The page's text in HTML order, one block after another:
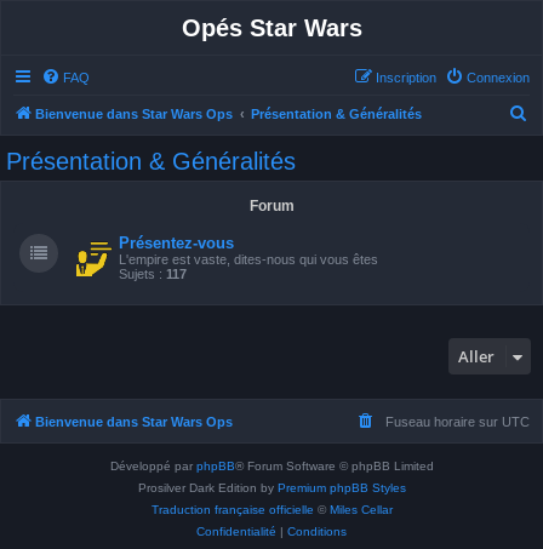
Opés Star Wars
FAQ Connexion
Inscription
Bienvenue dans Star Wars Ops Présentation & Généralités
r
Présentation & Généralités
Forum
Présentez-vous
L'empire est vaste, dites-nous qui vous êtes
Sujets : 117
Aller
Bienvenue dans Star Wars Ops Fuseau horaire sur UTC
Développé par phpBB® Forum Software © phpBB Limited
Prosilver Dark Edition by Premium phpBB Styles
Traduction française officielle © Miles Cellar
Confidentialité | Conditions